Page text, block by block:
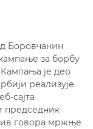
Боровчанин
за борбу
је део
реализује
сајта
председник
говора мржње